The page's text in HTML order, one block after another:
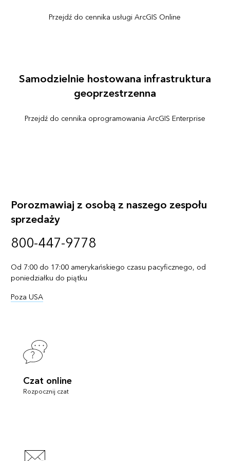
Przejdź do cennika usługi ArcGIS Online
Samodzielnie hostowana infrastruktura
geoprzestrzenna
Przejdź do cennika oprogramowania ArcGIS Enterprise
Porozmawiaj z osobą z naszego zespołu
sprzedaży
800-447-9778
Od 7:00 do 17:00 amerykańskiego czasu pacyficznego, od
poniedziałku do piątku
Poza USA
Czat online
Rozpocznij czat